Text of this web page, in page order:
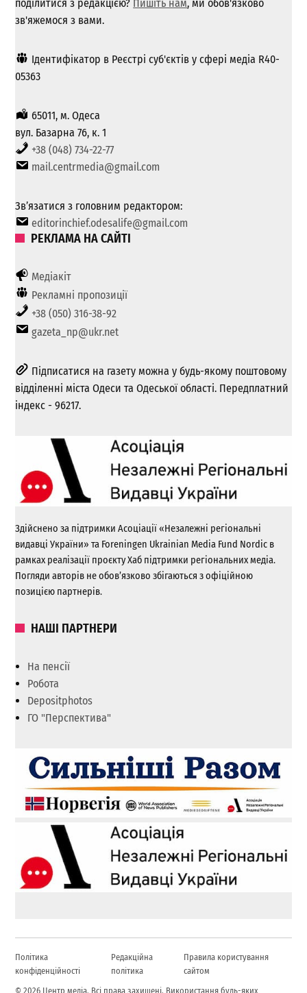
поділитися з редакцією? Пишіть нам, ми обов'язково
зв'яжемося з вами.
Ідентифікатор в Реєстрі суб'єктів у сфері медіа R40-
05363
65011, м. Одеса
вул. Базарна 76, к. 1
+38 (048) 734-22-77
mail.centrmedia@gmail.com
Зв’язатися з головним редактором:
editorinchief.odesalife@gmail.com
РЕКЛАМА НА САЙТІ
Медіакіт
Рекламні пропозиції
+38 (050) 316-38-92
gazeta_np@ukr.net
Підписатися на газету можна у будь-якому поштовому
відділенні міста Одеси та Одеської області. Передплатний
індекс - 96217.
Здійснено за підтримки Асоціації «Незалежні регіональні
видавці України» та Foreningen Ukrainian Media Fund Nordic в
рамках реалізації проєкту Хаб підтримки регіональних медіа.
Погляди авторів не обов’язково збігаються з офіційною
позицією партнерів.
НАШІ ПАРТНЕРИ
На пенсії
Робота
Depositphotos
ГО "Перспектива"
Політика
конфіденційності
Редакційна
політика
Правила користування
сайтом
© 2026 Центр медіа. Всі права захищені. Використання будь-яких